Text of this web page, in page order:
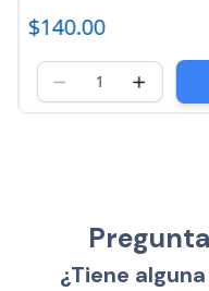
$140.00
¿Tiene